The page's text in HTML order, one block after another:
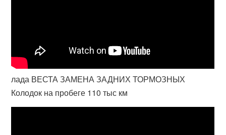
лада ВЕСТА ЗАМЕНА ЗАДНИХ ТОРМОЗНЫХ
Колодок на пробеге 110 тыс км